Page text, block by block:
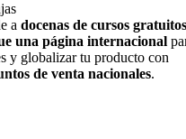
a docenas de cursos gratuitos
una página internacional
y globalizar tu producto con
de venta nacionales.